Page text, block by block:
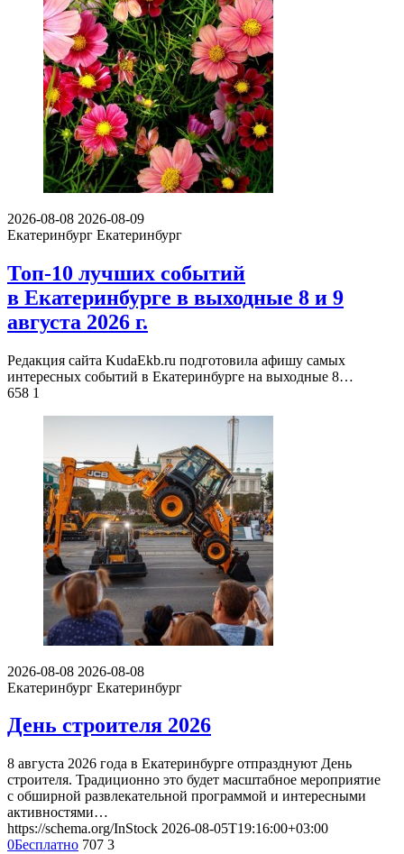
2026-08-08 2026-08-09
Екатеринбург Екатеринбург
Топ-10 лучших событий
в Екатеринбурге в выходные 8 и 9
августа 2026 г.
Редакция сайта KudaEkb.ru подготовила афишу самых
интересных событий в Екатеринбурге на выходные 8…
658 1
2026-08-08 2026-08-08
Екатеринбург Екатеринбург
День строителя 2026
8 августа 2026 года в Екатеринбурге отпразднуют День
строителя. Традиционно это будет масштабное мероприятие
с обширной развлекательной программой и интересными
активностями…
https://schema.org/InStock 2026-08-05T19:16:00+03:00
0Бесплатно 707 3